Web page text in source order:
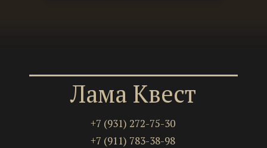
Лама Квест
+7 (911) 783-38-98
+7 (931) 272-75-30